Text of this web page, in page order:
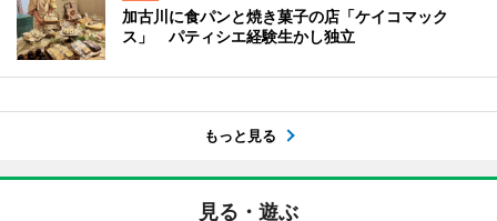
加古川に食パンと焼き菓子の店「ケイコマック
ス」 パティシエ経験生かし独立
もっと見る
見る・遊ぶ